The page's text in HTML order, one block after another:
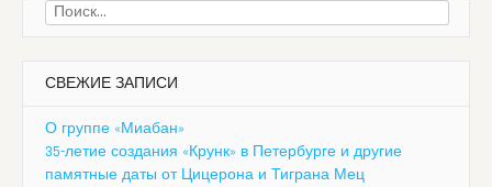
Найти:
СВЕЖИЕ ЗАПИСИ
О группе «Миабан»
35-летие создания «Крунк» в Петербурге и другие
памятные даты от Цицерона и Тиграна Мец